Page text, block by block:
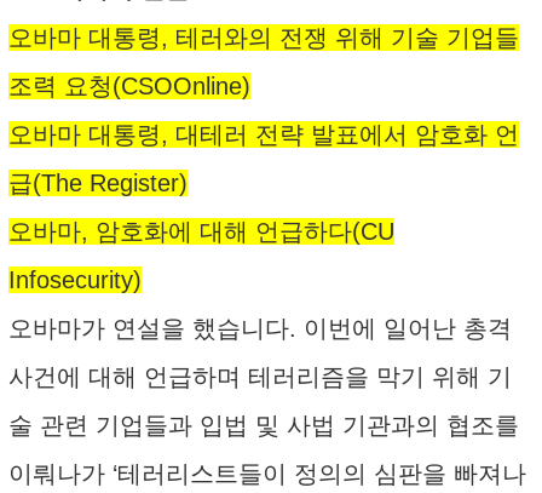
오바마 대통령, 테러와의 전쟁 위해 기술 기업들
조력 요청(CSOOnline)
오바마 대통령, 대테러 전략 발표에서 암호화 언
급(The Register)
오바마, 암호화에 대해 언급하다(CU
Infosecurity)
오바마가 연설을 했습니다. 이번에 일어난 총격
사건에 대해 언급하며 테러리즘을 막기 위해 기
술 관련 기업들과 입법 및 사법 기관과의 협조를
이뤄나가 ‘테러리스트들이 정의의 심판을 빠져나